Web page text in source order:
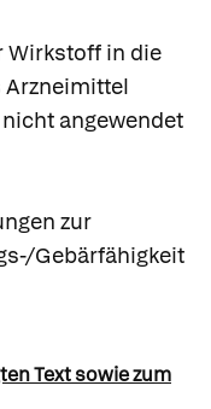
Wirkstoff in die
Arzneimittel
angewendet
zur
Gebärfähigkeit
Text sowie zum